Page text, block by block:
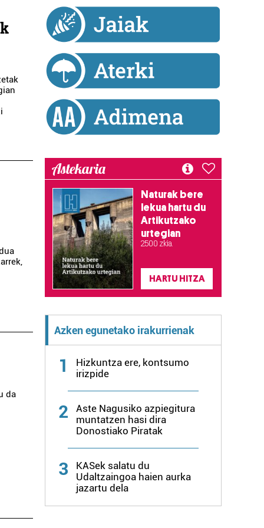
da
Astekaria
Naturak bere
lekua hartu du
Artikutzako
urtegian
2.500 zkia.
HARTU HITZA
Azken egunetako irakurrienak
1
Hizkuntza ere, kontsumo
irizpide
2
Aste Nagusiko azpiegitura
muntatzen hasi dira
Donostiako Piratak
3
KASek salatu du
Udaltzaingoa haien aurka
jazartu dela